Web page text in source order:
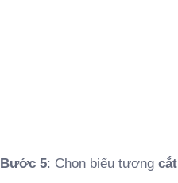
Bước 5: Chọn biểu tượng cắt